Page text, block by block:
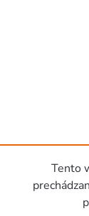
Tento